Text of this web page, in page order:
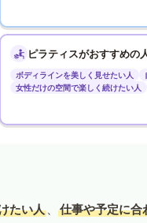
ピラティスがおすすめの
ボディラインを美しく見せたい人
女性だけの空間で楽しく続けたい人
たい人 、 仕事や予定に合